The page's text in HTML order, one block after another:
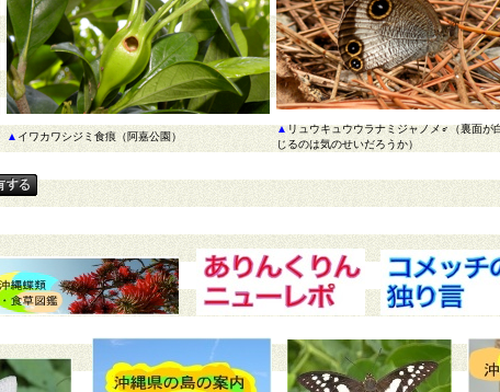
▲ イワカワシジミ食痕（阿嘉公園）
▲リュウキュウウラナミジャノメ♂（裏面が
じるのは気のせいだろうか）